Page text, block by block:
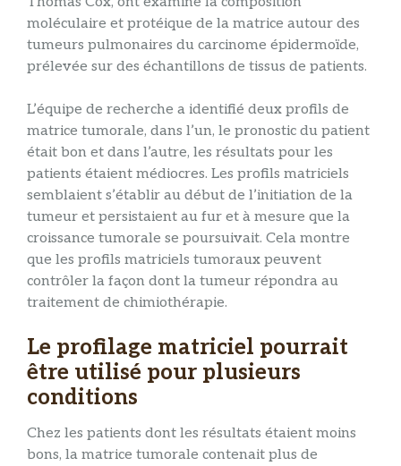
moléculaire et protéique de la matrice autour des
tumeurs pulmonaires du carcinome épidermoïde,
prélevée sur des échantillons de tissus de patients.
L’équipe de recherche a identifié deux profils de
matrice tumorale, dans l’un, le pronostic du patient
était bon et dans l’autre, les résultats pour les
patients étaient médiocres. Les profils matriciels
semblaient s’établir au début de l’initiation de la
tumeur et persistaient au fur et à mesure que la
croissance tumorale se poursuivait. Cela montre
que les profils matriciels tumoraux peuvent
contrôler la façon dont la tumeur répondra au
traitement de chimiothérapie.
Le profilage matriciel pourrait
être utilisé pour plusieurs
conditions
Chez les patients dont les résultats étaient moins
bons, la matrice tumorale contenait plus de